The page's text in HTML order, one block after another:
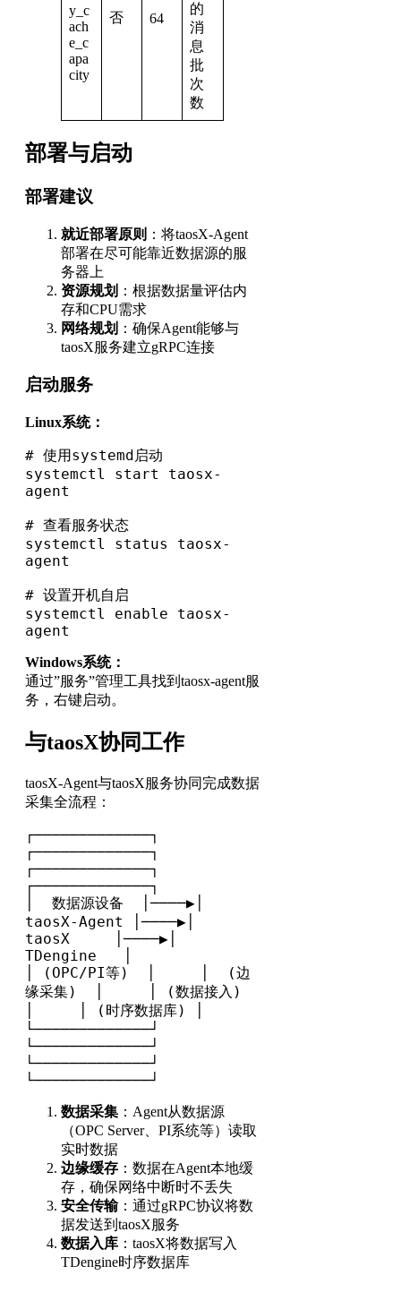
y_c
ach
e_c
apa
city
否 64
的
消
息
批
次
数
部署与启动
部署建议
就近部署原则 ：将taosX-Agent
部署在尽可能靠近数据源的服
务器上
资源规划 ：根据数据量评估内
存和CPU需求
网络规划 ：确保Agent能够与
taosX服务建立gRPC连接
启动服务
Linux系统：
# 使用systemd启动
systemctl start taosx-
agent
# 查看服务状态
systemctl status taosx-
agent
# 设置开机自启
systemctl enable taosx-
agent
Windows系统：
通过”服务”管理工具找到taosx-agent服
务，右键启动。
与taosX协同工作
taosX-Agent与taosX服务协同完成数据
采集全流程：
┌─────────────┐
┌─────────────┐
┌─────────────┐
┌─────────────┐
│  数据源设备  │────▶│
taosX-Agent │────▶│
taosX     │────▶│
TDengine   │
│ (OPC/PI等)  │     │  (边
缘采集)  │     │ (数据接入)
│     │ (时序数据库) │
└─────────────┘
└─────────────┘
└─────────────┘
└─────────────┘
数据采集 ：Agent从数据源
（OPC Server、PI系统等）读取
实时数据
边缘缓存 ：数据在Agent本地缓
存，确保网络中断时不丢失
安全传输：通过gRPC协议将数
据发送到taosX服务
数据入库 ：taosX将数据写入
TDengine时序数据库